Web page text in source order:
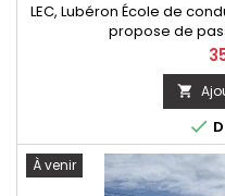
LEC, Lubéron École de
propose de


À venir